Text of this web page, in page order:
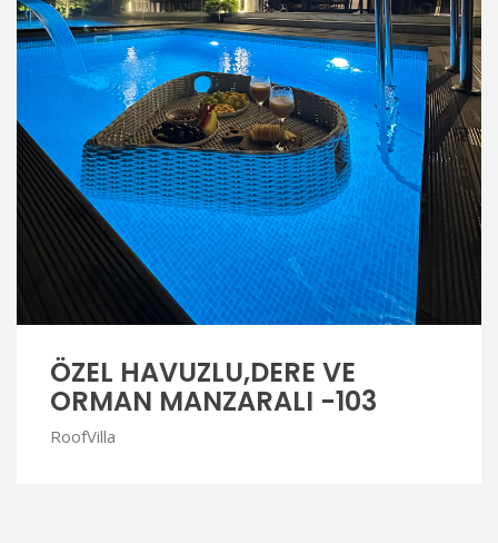
İNCELE
ÖZEL HAVUZLU,DERE VE
ORMAN MANZARALI -103
RoofVilla